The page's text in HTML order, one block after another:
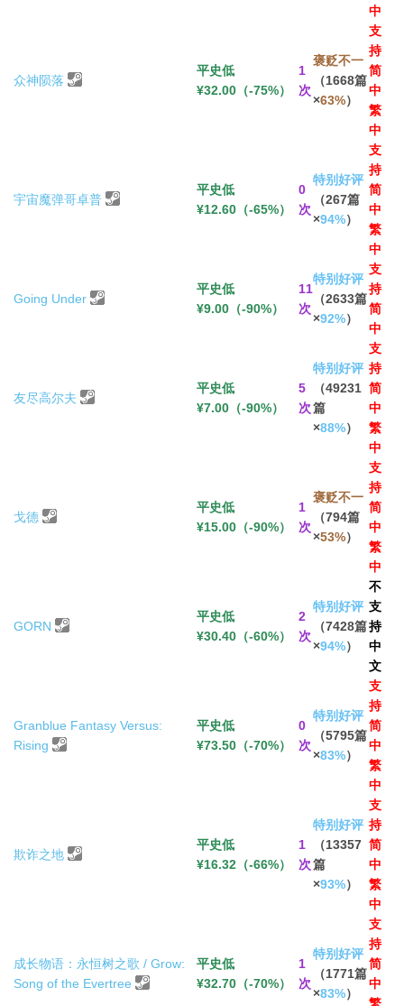
中
众神陨落
平史低
¥32.00（-75%）
1
次
褒贬不一
（1668篇
×63%）
支
持
简
中
繁
中
宇宙魔弹哥卓普
平史低
¥12.60（-65%）
0
次
特别好评
（267篇
×94%）
支
持
简
中
繁
中
Going Under
平史低
¥9.00（-90%）
11
次
特别好评
（2633篇
×92%）
支
持
简
中
友尽高尔夫
平史低
¥7.00（-90%）
5
次
特别好评
（49231
篇
×88%）
支
持
简
中
繁
中
戈德
平史低
¥15.00（-90%）
1
次
褒贬不一
（794篇
×53%）
支
持
简
中
繁
中
GORN
平史低
¥30.40（-60%）
2
次
特别好评
（7428篇
×94%）
不
支
持
中
文
Granblue Fantasy Versus:
Rising
平史低
¥73.50（-70%）
0
次
特别好评
（5795篇
×83%）
支
持
简
中
繁
中
欺诈之地
平史低
¥16.32（-66%）
1
次
特别好评
（13357
篇
×93%）
支
持
简
中
繁
中
成长物语：永恒树之歌 / Grow:
Song of the Evertree
平史低
¥32.70（-70%）
1
次
特别好评
（1771篇
×83%）
支
持
简
中